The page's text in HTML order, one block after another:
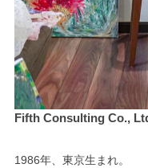
Fifth Consulting Co.,
1986年、東京生まれ。